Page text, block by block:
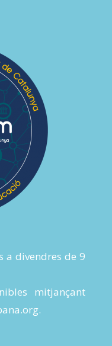
a divendres de 9
mitjançant
.